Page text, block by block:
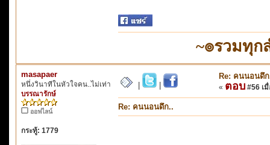
~๏รวมทุ
masapaer
หนึ่งวินาทีในหัวใจคน..ไม่เท่า
บรรณารักษ์
ออฟไลน์
กระทู้: 1779
Re: คนนอนดึ
« ตอบ #56 เ
Re: คนนอนดึก..